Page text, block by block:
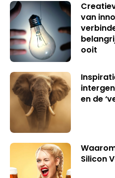
van
ooit
en de
Silicon